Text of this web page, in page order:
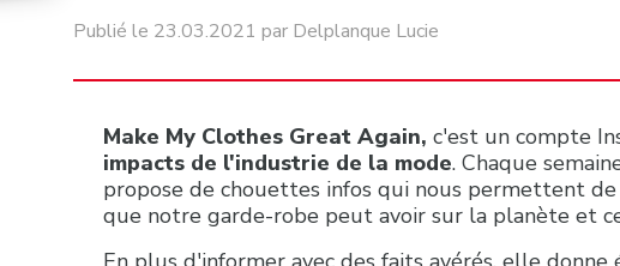
Publié le 23.03.2021 par Delplanque Lucie
Make My Clothes Great Again, c'est un compte
impacts de l'industrie de la mode. Chaque
propose de chouettes infos qui nous permettent
que notre garde-robe peut avoir sur la planète et